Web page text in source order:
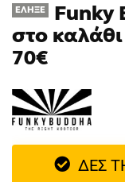
ΈΛΗΞΕ
Funky
στο
70€
ΔΕΣ